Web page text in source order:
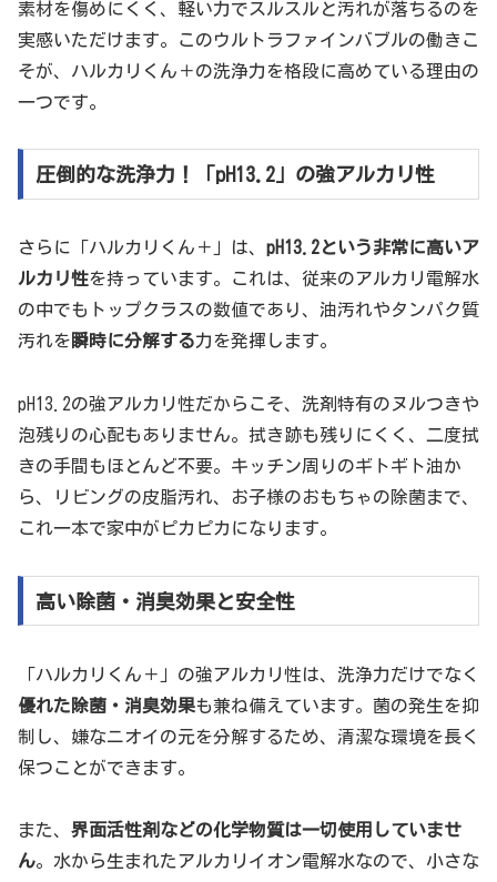
素材を傷めにくく、軽い力でスルスルと汚れが落ちるのを
実感いただけます。このウルトラファインバブルの働きこ
そが、ハルカリくん＋の洗浄力を格段に高めている理由の
一つです。
圧倒的な洗浄力！「pH13.2」の強アルカリ性
さらに「ハルカリくん＋」は、 pH13.2という非常に高いア
ルカリ性を持っています。これは、従来のアルカリ電解水
の中でもトップクラスの数値であり、油汚れやタンパク質
汚れを瞬時に分解する力を発揮します。
pH13.2の強アルカリ性だからこそ、洗剤特有のヌルつきや
泡残りの心配もありません。拭き跡も残りにくく、二度拭
きの手間もほとんど不要。キッチン周りのギトギト油か
ら、リビングの皮脂汚れ、お子様のおもちゃの除菌まで、
これ一本で家中がピカピカになります。
高い除菌・消臭効果と安全性
「ハルカリくん＋」の強アルカリ性は、洗浄力だけでなく
優れた除菌・消臭効果も兼ね備えています。菌の発生を抑
制し、嫌なニオイの元を分解するため、清潔な環境を長く
保つことができます。
また、 界面活性剤などの化学物質は一切使用していませ
ん。水から生まれたアルカリイオン電解水なので、小さな